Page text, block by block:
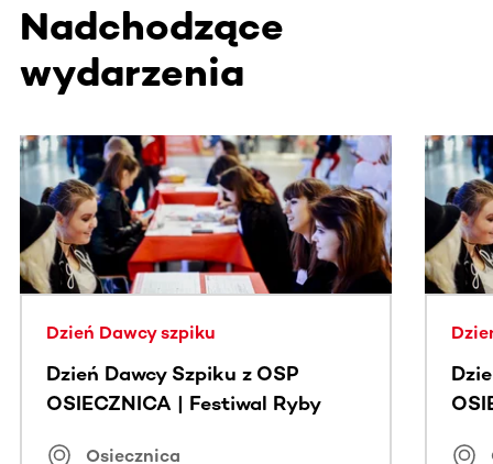
Nadchodzące
wydarzenia
Ta sekcja zawiera treści przewijane w poziomie. Użyj
Dzień Dawcy szpiku
Dzień Dawcy Szpiku z OSP
OSIECZNICA | Festiwal Ryby
Osiecznica